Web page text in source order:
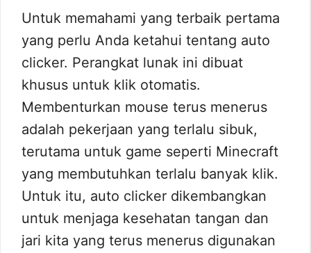
Untuk memahami yang terbaik pertama
yang perlu Anda ketahui tentang auto
clicker. Perangkat lunak ini dibuat
khusus untuk klik otomatis.
Membenturkan mouse terus menerus
adalah pekerjaan yang terlalu sibuk,
terutama untuk game seperti Minecraft
yang membutuhkan terlalu banyak klik.
Untuk itu, auto clicker dikembangkan
untuk menjaga kesehatan tangan dan
jari kita yang terus menerus digunakan